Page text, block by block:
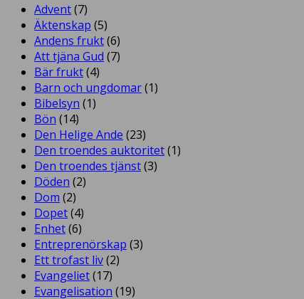
Advent(7)
Äktenskap (5)
Andens frukt(6)
Att tjäna Gud (7)
Bär frukt(4)
Barn och ungdomar(1)
Bibelsyn (1)
Bön (14)
Den Helige Ande (23)
Den troendes auktoritet(1)
Den troendes tjänst(3)
Döden (2)
Dom (2)
Dopet(4)
Enhet(6)
Entreprenörskap (3)
Ett trofast liv(2)
Evangeliet(17)
Evangelisation (19)